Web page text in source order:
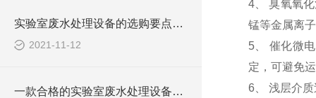
实验室废水处理设备的选购要点，你知道多少？
2021-11-12
一款合格的实验室废水处理设备有哪些性能要求和组成结构？
4、 臭氧氧
锰等金属离
5、 催化微
定，可避免
6、 浅层介